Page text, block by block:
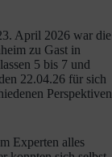
April 2026 war die
zu Gast in
5 bis 7 und
22.04.26 für sich
Perspektiven
Experten alles